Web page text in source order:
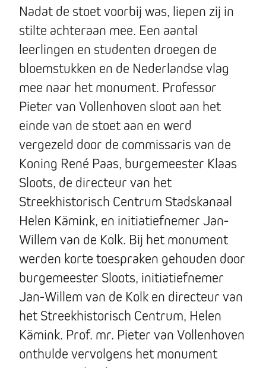
Nadat de stoet voorbij was, liepen zij in
stilte achteraan mee. Een aantal
leerlingen en studenten droegen de
bloemstukken en de Nederlandse vlag
mee naar het monument. Professor
Pieter van Vollenhoven sloot aan het
einde van de stoet aan en werd
vergezeld door de commissaris van de
Koning René Paas, burgemeester Klaas
Sloots, de directeur van het
Streekhistorisch Centrum Stadskanaal
Helen Kämink, en initiatiefnemer Jan-
Willem van de Kolk. Bij het monument
werden korte toespraken gehouden door
burgemeester Sloots, initiatiefnemer
Jan-Willem van de Kolk en directeur van
het Streekhistorisch Centrum, Helen
Kämink. Prof. mr. Pieter van Vollenhoven
onthulde vervolgens het monument